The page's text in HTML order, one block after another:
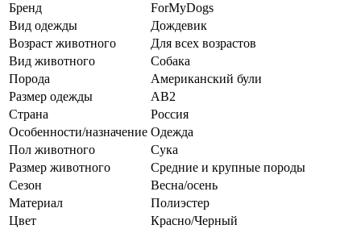
Бренд
ForMyDogs
Вид одежды
Дождевик
Возраст животного
Для всех возрастов
Вид животного
Собака
Порода
Американский були
Размер одежды
AB2
Страна
Россия
Особенности/назначение Одежда
Пол животного
Сука
Размер животного
Средние и крупные породы
Сезон
Весна/осень
Материал
Полиэстер
Цвет
Красно/Черный